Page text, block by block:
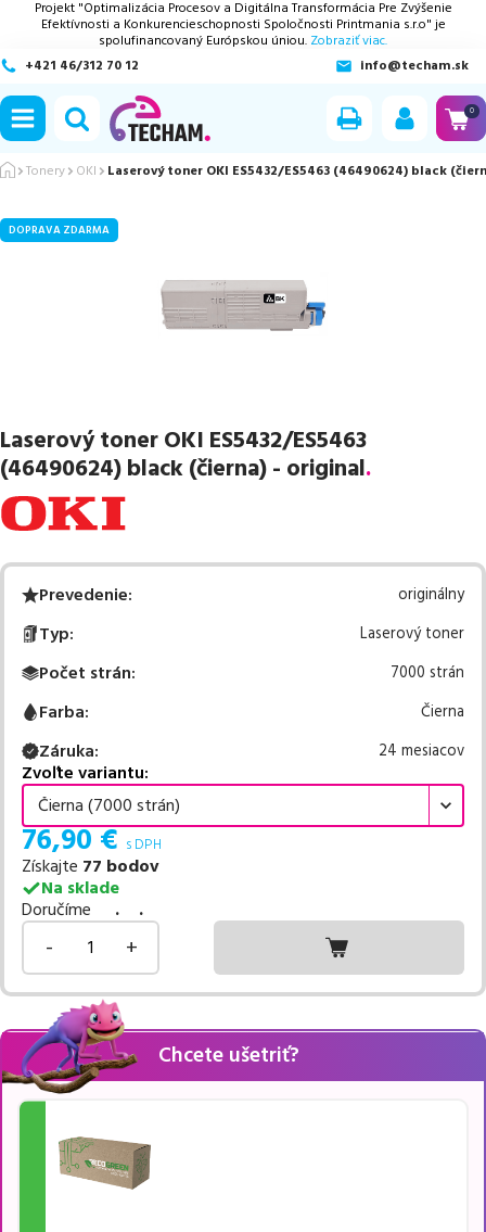
Projekt "Optimalizácia Procesov a Digitálna Transformácia Pre Zvýšenie
Efektívnosti a Konkurencieschopnosti Spoločnosti Printmania s.r.o" je
spolufinancovaný Európskou úniou. Zobraziť viac.
+421 46/312 70 12
info@techam.sk
0
Tonery OKI Laserový toner OKI ES5432/ES5463 (46490624) black
DOPRAVA ZDARMA
Laserový toner OKI ES5432/ES5463
(46490624) black (čierna) - original.
Prevedenie: originálny
Typ: Laserový toner
Počet strán: 7000 strán
Farba: Čierna
Záruka: 24 mesiacov
Zvoľte variantu:
Čierna (7000 strán)
76,90€ s DPH
Získajte 77 bodov
Na sklade
Doručíme
. .
- +
Chcete ušetriť?